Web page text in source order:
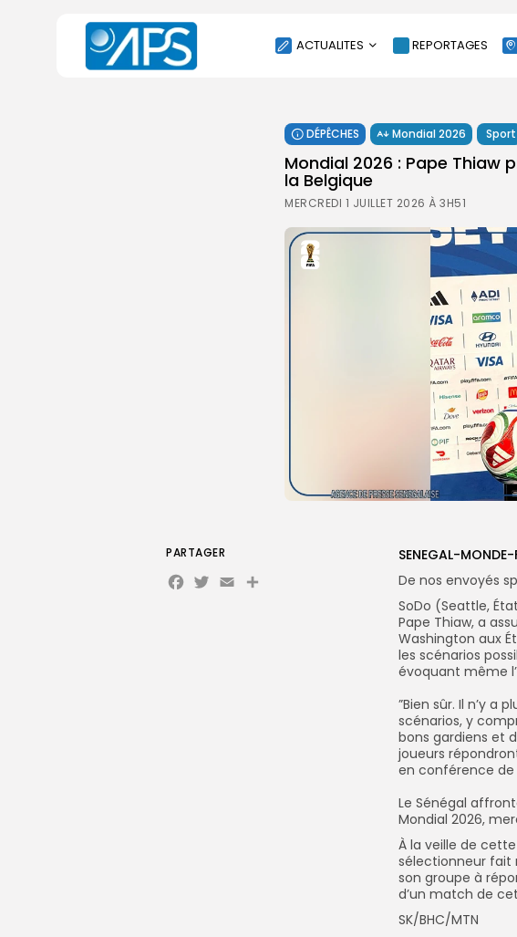
ACTUALITES
SOCIÉTÉ
ÉCONOMIE
CULTURE
ENVIRONNEMENT
REPORTAGES
DÉPÊCHES Mondial 2026 Sport
‎Mondial 2026 : Pape
la Belgique
MERCREDI 1 JUILLET 2026 À 3H51
SENEGAL-
‎De nos envoyés
SoDo (Seattle,
Pape Thiaw, a
Washington aux
les scénarios
évoquant même
‎‎”Bien sûr. Il n’y a
scénarios, y
bons gardiens et
joueurs
en conférence de
‎Le Sénégal
Mondial 2026,
‎À la veille de
sélectionneur fait
son groupe à
d’un match de
SK/BHC/MTN
PARTAGER
Facebook
Twitter
EmailPartager